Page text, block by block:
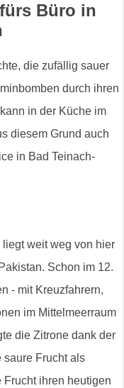
Büro in
die zufällig sauer
durch ihren
in der Küche im
diesem Grund auch
in Bad Teinach-
weit weg von hier
Schon im 12.
- mit Kreuzfahrern,
im Mittelmeerraum
die Zitrone dank der
saure Frucht als
Frucht ihren heutigen